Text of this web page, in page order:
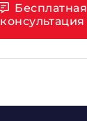
Бесплатная
консультация